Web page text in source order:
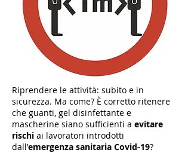
Riprendere le attività: subito e in
sicurezza. Ma come? È corretto ritenere
che guanti, gel disinfettante e
mascherine siano sufficienti a evitare
rischi ai lavoratori introdotti
dall’emergenza sanitaria Covid-19?